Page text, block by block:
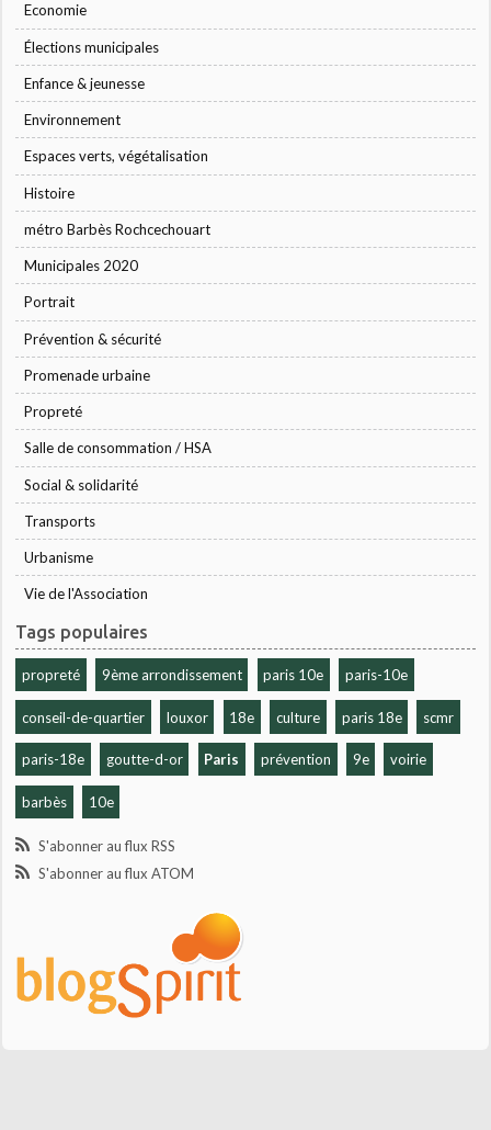
Economie
Élections municipales
Enfance & jeunesse
Environnement
Espaces verts, végétalisation
Histoire
métro Barbès Rochcechouart
Municipales 2020
Portrait
Prévention & sécurité
Promenade urbaine
Propreté
Salle de consommation / HSA
Social & solidarité
Transports
Urbanisme
Vie de l'Association
Tags populaires
propreté 9ème arrondissement paris 10e paris-10e
conseil-de-quartier louxor 18e culture paris 18e scmr
paris-18e goutte-d-or Paris prévention 9e voirie
barbès 10e
S'abonner au flux RSS
S'abonner au flux ATOM